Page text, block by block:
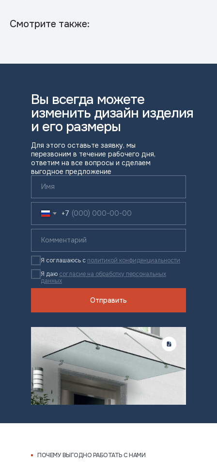
Смотрите также:
Вы всегда можете
изменить дизайн изделия
и его размеры
Для этого оставьте заявку, мы
перезвоним в течение рабочего дня,
ответим на все вопросы и сделаем
выгодное предложение
+7
Я соглашаюсь с политикой конфиденциальности
Я даю согласие на обработку персональных
данных
Отправить
ПОЧЕМУ ВЫГОДНО РАБОТАТЬ С НАМИ